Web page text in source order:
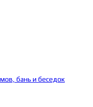
бань и беседок